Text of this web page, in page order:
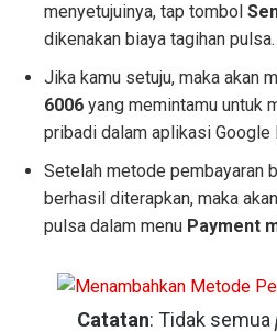
menyetujuinya, tap tombol
dikenakan biaya tagihan pulsa.
Jika kamu setuju, maka akan
6006 yang memintamu untuk
pribadi dalam aplikasi Google
Setelah metode pembayaran
berhasil diterapkan, maka
pulsa dalam menu Payment
Catatan: Tidak semua